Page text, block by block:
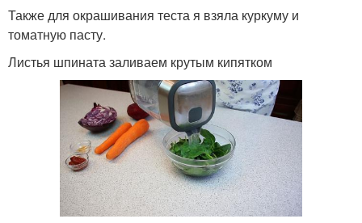
Также для окрашивания теста я взяла куркуму и
томатную пасту.
Листья шпината заливаем крутым кипятком